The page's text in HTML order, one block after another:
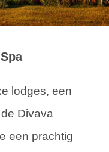
lodges, een
Divava
een prachtig